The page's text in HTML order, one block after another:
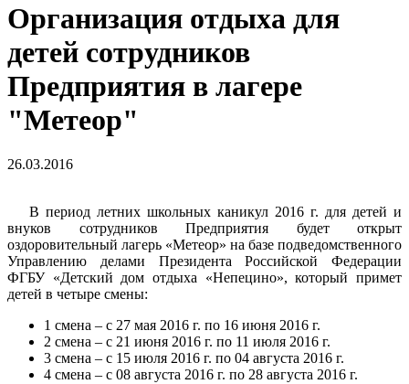
Организация отдыха для
детей сотрудников
Предприятия в лагере
"Метеор"
26.03.2016
В период летних школьных каникул 2016 г. для детей и
внуков сотрудников Предприятия будет открыт
оздоровительный лагерь «Метеор» на базе подведомственного
Управлению делами Президента Российской Федерации
ФГБУ «Детский дом отдыха «Непецино», который примет
детей в четыре смены:
1 смена – с 27 мая 2016 г. по 16 июня 2016 г.
2 смена – с 21 июня 2016 г. по 11 июля 2016 г.
3 смена – с 15 июля 2016 г. по 04 августа 2016 г.
4 смена – с 08 августа 2016 г. по 28 августа 2016 г.